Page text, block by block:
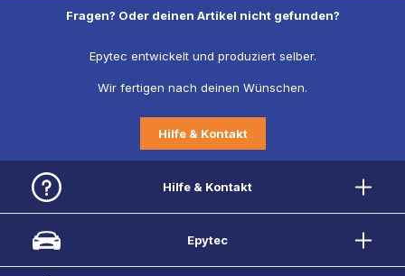
Fragen? Oder deinen Artikel nicht gefunden?
Epytec entwickelt und produziert selber.
Wir fertigen nach deinen Wünschen.
Hilfe & Kontakt
Hilfe & Kontakt
Epytec